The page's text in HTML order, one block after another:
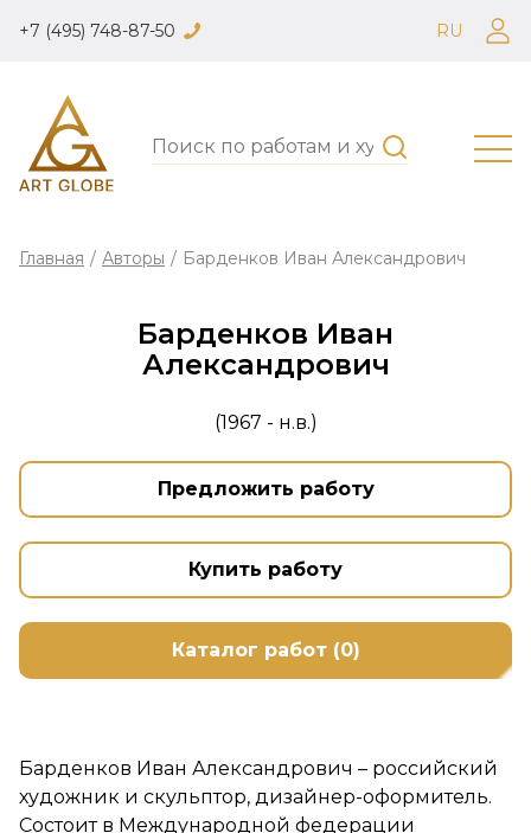
+7 (495) 748-87-50 RU
Главная / Авторы / Барденков Иван Александрович
Барденков Иван
Александрович
(1967 - н.в.)
Предложить работу
Купить работу
Каталог работ (0)
Барденков Иван Александрович – российский
художник и скульптор, дизайнер-оформитель.
Состоит в Международной федерации